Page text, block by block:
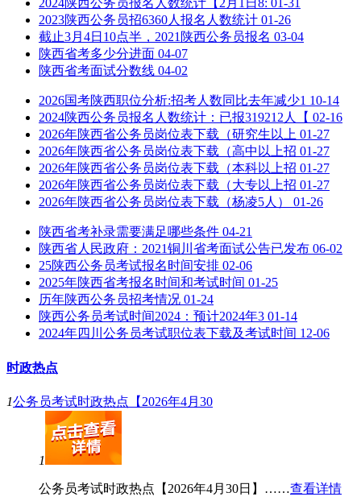
2024陕西公务员报名人数统计【2月1日8: 01-31
2023陕西公务员招6360人报名人数统计 01-26
截止3月4日10点半，2021陕西公务员报名 03-04
陕西省考多少分进面 04-07
陕西省考面试分数线 04-02
2026国考陕西职位分析:招考人数同比去年减少1 10-14
2024陕西公务员报名人数统计：已报319212人【 02-16
2026年陕西省公务员岗位表下载（研究生以上 01-27
2026年陕西省公务员岗位表下载（高中以上招 01-27
2026年陕西省公务员岗位表下载（本科以上招 01-27
2026年陕西省公务员岗位表下载（大专以上招 01-27
2026年陕西省公务员岗位表下载（杨凌5人） 01-26
陕西省考补录需要满足哪些条件 04-21
陕西省人民政府：2021铜川省考面试公告已发布 06-02
25陕西公务员考试报名时间安排 02-06
2025年陕西省考报名时间和考试时间 01-25
历年陕西公务员招考情况 01-24
陕西公务员考试时间2024：预计2024年3 01-14
2024年四川公务员考试职位表下载及考试时间 12-06
时政热点
1公务员考试时政热点【2026年4月30
1
公务员考试时政热点【2026年4月30日】……查看详情